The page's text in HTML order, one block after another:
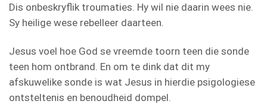
Dis onbeskryflik troumaties. Hy wil nie daarin wees nie.
Sy heilige wese rebelleer daarteen.
Jesus voel hoe God se vreemde toorn teen die sonde
teen hom ontbrand. En om te dink dat dit my
afskuwelike sonde is wat Jesus in hierdie psigologiese
ontsteltenis en benoudheid dompel.